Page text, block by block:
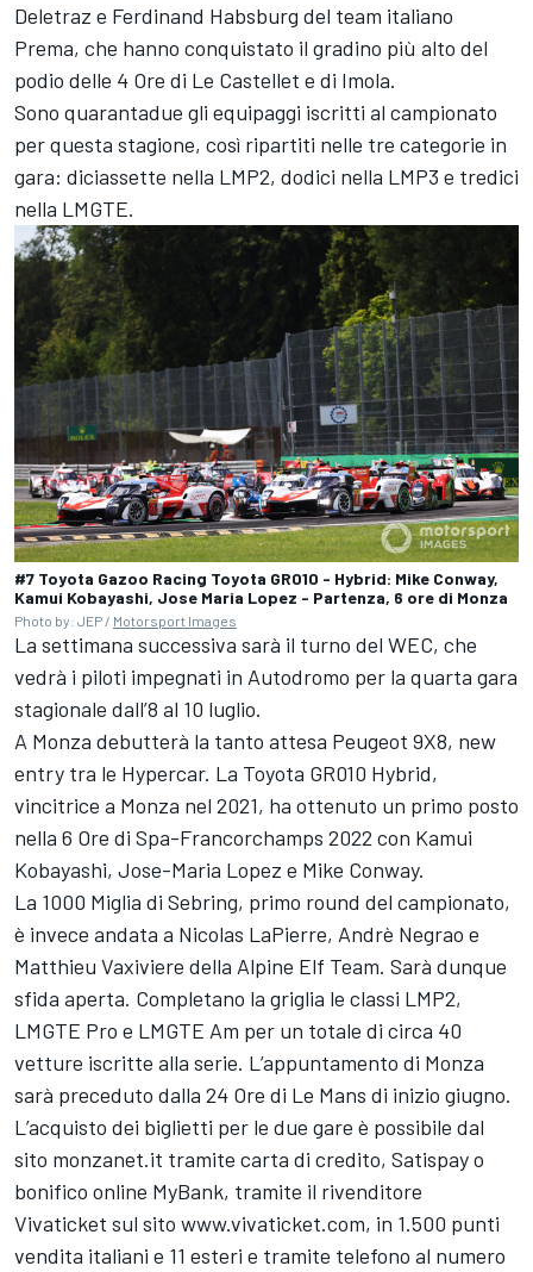
Deletraz e Ferdinand Habsburg del team italiano
Prema, che hanno conquistato il gradino più alto del
podio delle 4 Ore di Le Castellet e di Imola.
Sono quarantadue gli equipaggi iscritti al campionato
per questa stagione, così ripartiti nelle tre categorie in
gara: diciassette nella LMP2, dodici nella LMP3 e tredici
nella LMGTE.
#7 Toyota Gazoo Racing Toyota GR010 - Hybrid: Mike Conway,
Kamui Kobayashi, Jose Maria Lopez - Partenza, 6 ore di Monza
Photo by: JEP / Motorsport Images
La settimana successiva sarà il turno del WEC, che
vedrà i piloti impegnati in Autodromo per la quarta gara
stagionale dall’8 al 10 luglio.
A Monza debutterà la tanto attesa Peugeot 9X8, new
entry tra le Hypercar. La Toyota GR010 Hybrid,
vincitrice a Monza nel 2021, ha ottenuto un primo posto
nella 6 Ore di Spa-Francorchamps 2022 con Kamui
Kobayashi, Jose-Maria Lopez e Mike Conway.
La 1000 Miglia di Sebring, primo round del campionato,
è invece andata a Nicolas LaPierre, Andrè Negrao e
Matthieu Vaxiviere della Alpine Elf Team. Sarà dunque
sfida aperta. Completano la griglia le classi LMP2,
LMGTE Pro e LMGTE Am per un totale di circa 40
vetture iscritte alla serie. L’appuntamento di Monza
sarà preceduto dalla 24 Ore di Le Mans di inizio giugno.
L’acquisto dei biglietti per le due gare è possibile dal
sito monzanet.it tramite carta di credito, Satispay o
bonifico online MyBank, tramite il rivenditore
Vivaticket sul sito www.vivaticket.com, in 1.500 punti
vendita italiani e 11 esteri e tramite telefono al numero